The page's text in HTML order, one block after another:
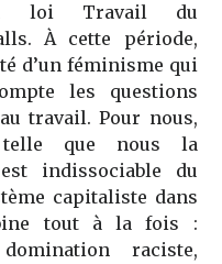
loi Travail du
À cette période,
d’un féminisme qui
les questions
travail. Pour nous,
telle que nous la
indissociable du
capitaliste dans
tout à la fois :
raciste,